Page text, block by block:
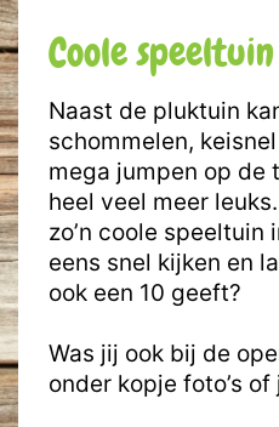
Coole speeltuin
Naast de pluktuin
schommelen,
mega jumpen op de
heel veel meer
zo’n coole speeltuin
eens snel kijken en
ook een 10 geeft?
Was jij ook bij de
onder kopje foto’s